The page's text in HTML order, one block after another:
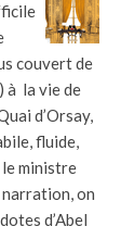
couvert de
à la vie de
d’Orsay,
fluide,
le ministre
narration, on
d’Abel